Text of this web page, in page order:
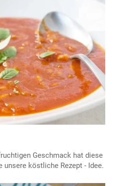
Geschmack hat diese
unsere köstliche Rezept - Idee.